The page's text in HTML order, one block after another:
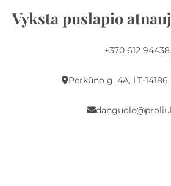
Vyksta puslapio
+370 612 94438
Perkūno g. 4A, LT-